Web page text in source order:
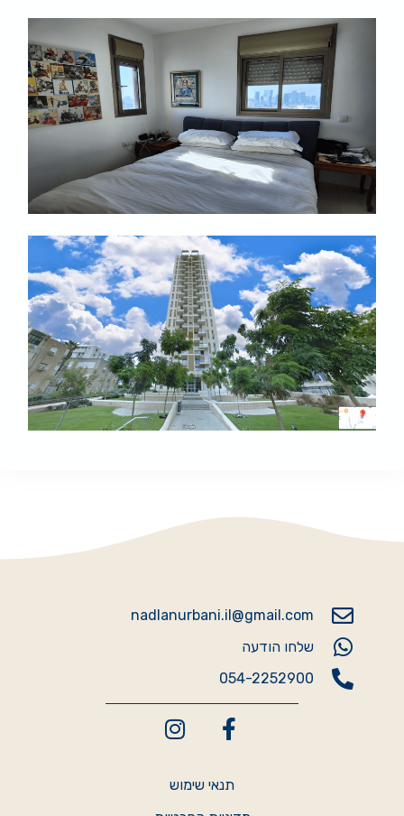
nadlanurbani.il@gmail.com
שלחו הודעה
054-2252900
תנאי שימוש